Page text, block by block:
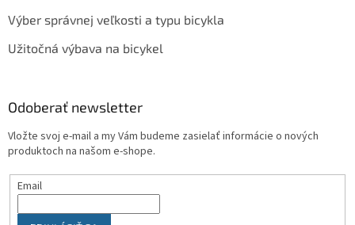
Výber správnej veľkosti a typu bicykla
Užitočná výbava na bicykel
Odoberať newsletter
Vložte svoj e-mail a my Vám budeme zasielať informácie o nových
produktoch na našom e-shope.
Email